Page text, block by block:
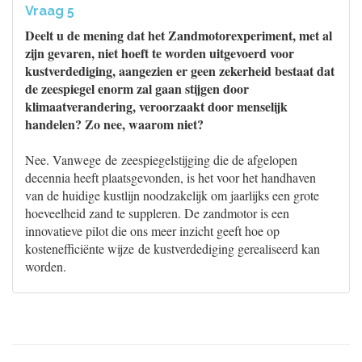
Vraag 5
Deelt u de mening dat het Zandmotorexperiment, met al
zijn gevaren, niet hoeft te worden uitgevoerd voor
kustverdediging, aangezien er geen zekerheid bestaat dat
de zeespiegel enorm zal gaan stijgen door
klimaatverandering, veroorzaakt door menselijk
handelen? Zo nee, waarom niet?
Nee. Vanwege de zeespiegelstijging die de afgelopen
decennia heeft plaatsgevonden, is het voor het handhaven
van de huidige kustlijn noodzakelijk om jaarlijks een grote
hoeveelheid zand te suppleren. De zandmotor is een
innovatieve pilot die ons meer inzicht geeft hoe op
kostenefficiënte wijze de kustverdediging gerealiseerd kan
worden.